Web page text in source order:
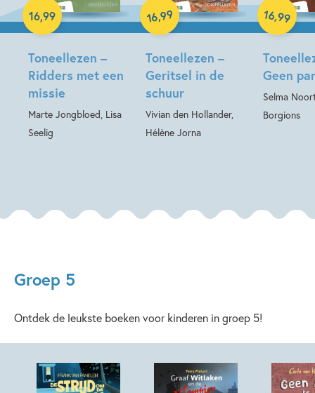
Toneellezen –
Ridders met een
missie
Marte Jongbloed, Lisa
Seelig
16,99
Hardcover
Toneellezen –
Geritsel in de
schuur
Vivian den Hollander,
Hélène Jorna
16,99
Hardcover
Geen
Selma
Borgions
16,99
Hardcover
Groep 5
Ontdek de leukste boeken voor kinderen in groep 5!